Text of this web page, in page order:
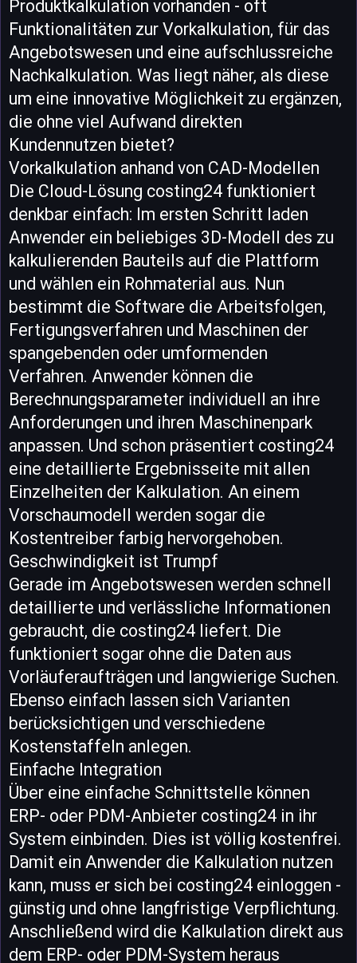
Produktkalkulation vorhanden - oft
Funktionalitäten zur Vorkalkulation, für das
Angebotswesen und eine aufschlussreiche
Nachkalkulation. Was liegt näher, als diese
um eine innovative Möglichkeit zu ergänzen,
die ohne viel Aufwand direkten
Kundennutzen bietet?
Vorkalkulation anhand von CAD-Modellen
Die Cloud-Lösung costing24 funktioniert
denkbar einfach: Im ersten Schritt laden
Anwender ein beliebiges 3D-Modell des zu
kalkulierenden Bauteils auf die Plattform
und wählen ein Rohmaterial aus. Nun
bestimmt die Software die Arbeitsfolgen,
Fertigungsverfahren und Maschinen der
spangebenden oder umformenden
Verfahren. Anwender können die
Berechnungsparameter individuell an ihre
Anforderungen und ihren Maschinenpark
anpassen. Und schon präsentiert costing24
eine detaillierte Ergebnisseite mit allen
Einzelheiten der Kalkulation. An einem
Vorschaumodell werden sogar die
Kostentreiber farbig hervorgehoben.
Geschwindigkeit ist Trumpf
Gerade im Angebotswesen werden schnell
detaillierte und verlässliche Informationen
gebraucht, die costing24 liefert. Die
funktioniert sogar ohne die Daten aus
Vorläuferaufträgen und langwierige Suchen.
Ebenso einfach lassen sich Varianten
berücksichtigen und verschiedene
Kostenstaffeln anlegen.
Einfache Integration
Über eine einfache Schnittstelle können
ERP- oder PDM-Anbieter costing24 in ihr
System einbinden. Dies ist völlig kostenfrei.
Damit ein Anwender die Kalkulation nutzen
kann, muss er sich bei costing24 einloggen -
günstig und ohne langfristige Verpflichtung.
Anschließend wird die Kalkulation direkt aus
dem ERP- oder PDM-System heraus